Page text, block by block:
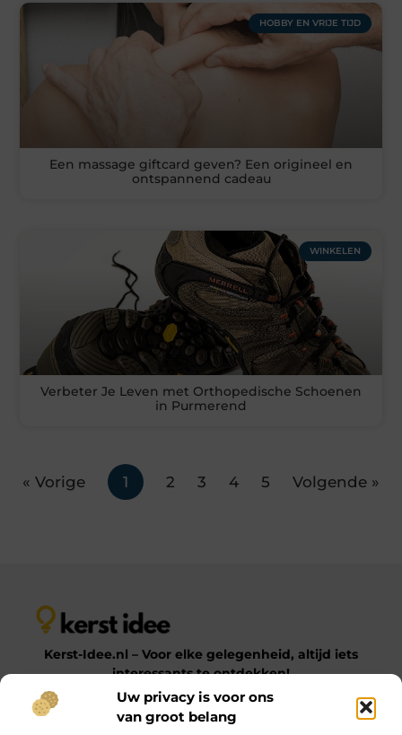
Uw privacy is voor ons
van groot belang
HOBBY EN VRIJE TIJD
Een massage giftcard geven? Een origineel en
ontspannend cadeau
WINKELEN
Verbeter Je Leven met Orthopedische Schoenen
in Purmerend
« Vorige 1 2 3 4 5 Volgende »
Kerst-Idee.nl – Voor elke gelegenheid, altijd iets
interessants te ontdekken!
Op Kerst-Idee.nl vind je een gevarieerde verzameling